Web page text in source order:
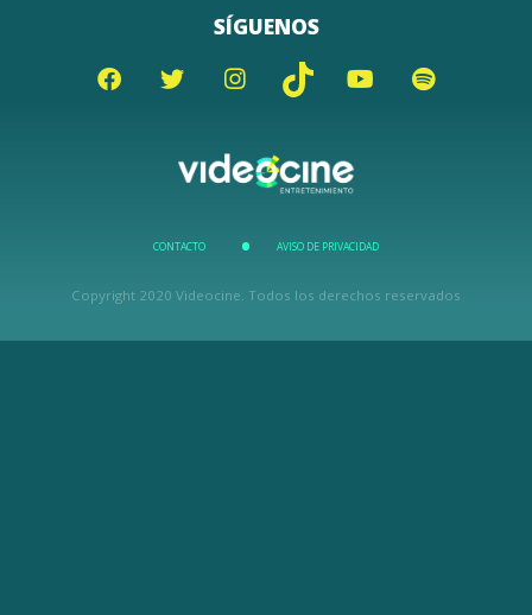
SÍGUENOS
CONTACTO AVISO DE PRIVACIDAD
Copyright 2020 Videocine. Todos los derechos reservados